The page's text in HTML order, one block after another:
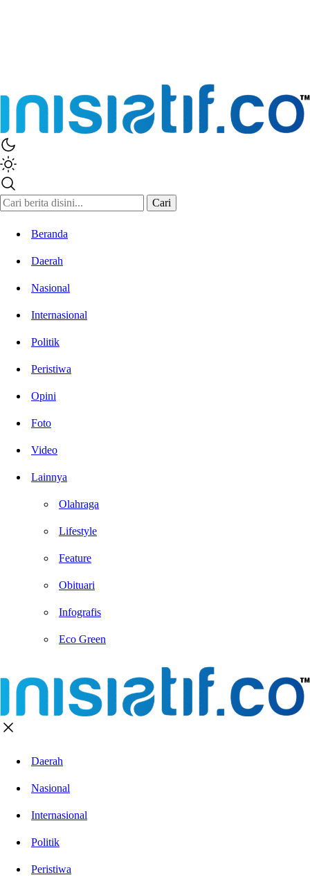
Inisiatif.co
Stay Connected Stay Informed
Cari
Beranda
Daerah
Nasional
Internasional
Politik
Peristiwa
Opini
Foto
Video
Lainnya
Olahraga
Lifestyle
Feature
Obituari
Infografis
Eco Green
Daerah
Nasional
Internasional
Politik
Peristiwa